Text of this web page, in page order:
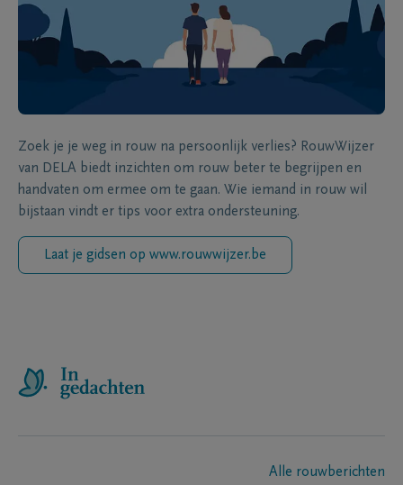
Zoek je je weg in rouw na persoonlijk verlies? RouwWijzer
van DELA biedt inzichten om rouw beter te begrijpen en
handvaten om ermee om te gaan. Wie iemand in rouw wil
bijstaan vindt er tips voor extra ondersteuning.
Laat je gidsen op www.rouwwijzer.be
Alle rouwberichten